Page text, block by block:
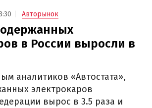
Авторынок
в России выросли в
аналитиков «Автостата»,
электрокаров
вырос в 3.5 раза и